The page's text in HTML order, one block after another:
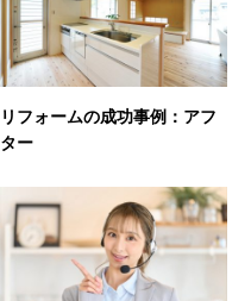
リフォームの成功事例：アフ
ター